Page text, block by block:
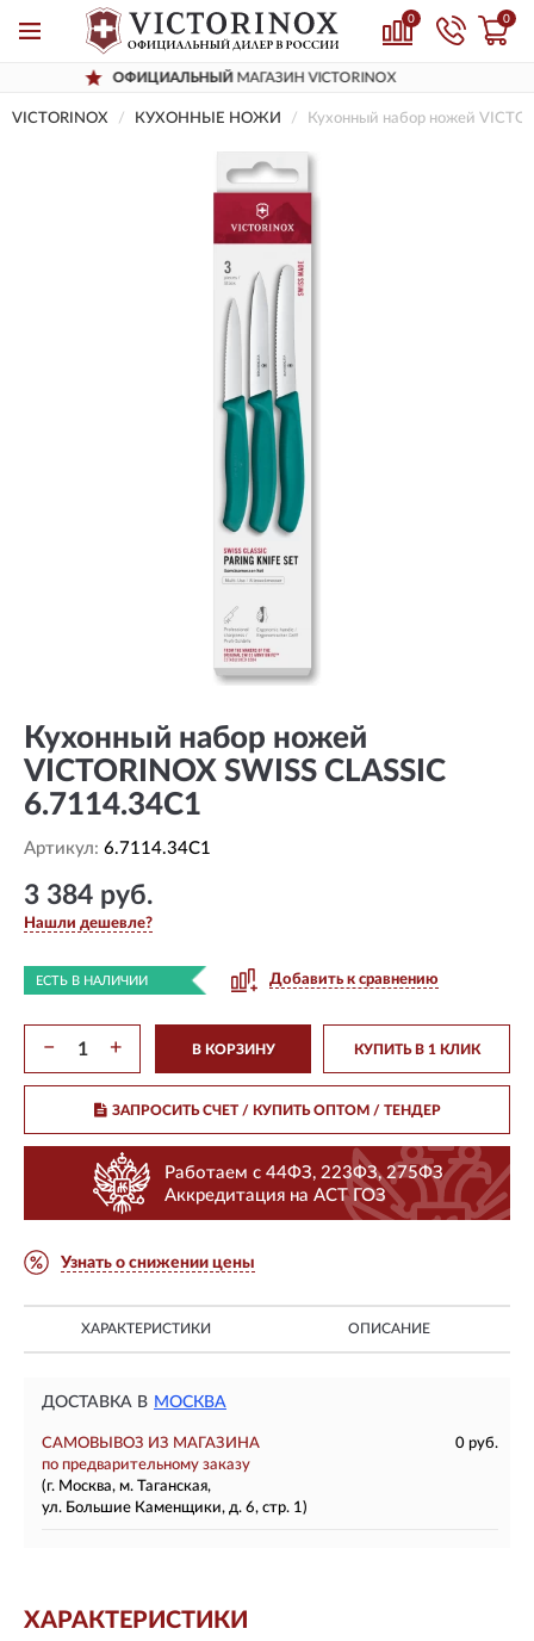
0 0
ОФИЦИАЛЬНЫЙМАГАЗИН VICTORINOX
VICTORINOX КУХОННЫЕ НОЖИ Кухонный набор ножей
Кухонный набор ножей
VICTORINOX SWISS CLASSIC
6.7114.34C1
Артикул: 6.7114.34C1
3 384 руб.
Нашли дешевле?
ЕСТЬ В НАЛИЧИИ Добавить к сравнению
− + В КОРЗИНУ КУПИТЬ В 1 КЛИК
ЗАПРОСИТЬ СЧЕТ / КУПИТЬ ОПТОМ/ ТЕНДЕР
Работаем с 44ФЗ, 223ФЗ, 275ФЗ
Аккредитация на АСТ ГОЗ
Узнать о снижении цены
ХАРАКТЕРИСТИКИ ОПИСАНИЕ
ДОСТАВКА В МОСКВА
САМОВЫВОЗ ИЗ МАГАЗИНА
0 руб.
по предварительному заказу
(г. Москва, м. Таганская,
ул. Большие Каменщики, д. 6, стр. 1)
ХАРАКТЕРИСТИКИ